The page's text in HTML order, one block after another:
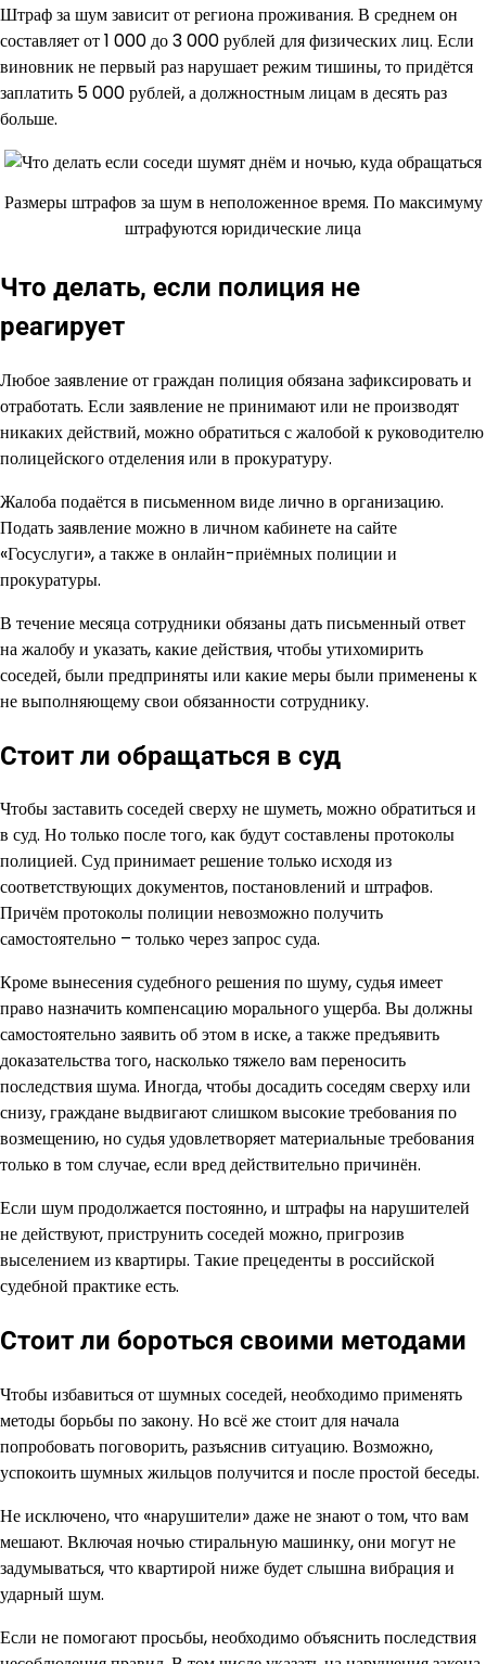
Штраф за шум зависит от региона проживания. В среднем он
составляет от 1 000 до 3 000 рублей для физических лиц. Если
виновник не первый раз нарушает режим тишины, то придётся
заплатить 5 000 рублей, а должностным лицам в десять раз
больше.
Размеры штрафов за шум в неположенное время. По максимуму
штрафуются юридические лица
Что делать, если полиция не
реагирует
Любое заявление от граждан полиция обязана зафиксировать и
отработать. Если заявление не принимают или не производят
никаких действий, можно обратиться с жалобой к руководителю
полицейского отделения или в прокуратуру.
Жалоба подаётся в письменном виде лично в организацию.
Подать заявление можно в личном кабинете на сайте
«Госуслуги», а также в онлайн-приёмных полиции и
прокуратуры.
В течение месяца сотрудники обязаны дать письменный ответ
на жалобу и указать, какие действия, чтобы утихомирить
соседей, были предприняты или какие меры были применены к
не выполняющему свои обязанности сотруднику.
Стоит ли обращаться в суд
Чтобы заставить соседей сверху не шуметь, можно обратиться и
в суд. Но только после того, как будут составлены протоколы
полицией. Суд принимает решение только исходя из
соответствующих документов, постановлений и штрафов.
Причём протоколы полиции невозможно получить
самостоятельно – только через запрос суда.
Кроме вынесения судебного решения по шуму, судья имеет
право назначить компенсацию морального ущерба. Вы должны
самостоятельно заявить об этом в иске, а также предъявить
доказательства того, насколько тяжело вам переносить
последствия шума. Иногда, чтобы досадить соседям сверху или
снизу, граждане выдвигают слишком высокие требования по
возмещению, но судья удовлетворяет материальные требования
только в том случае, если вред действительно причинён.
Если шум продолжается постоянно, и штрафы на нарушителей
не действуют, приструнить соседей можно, пригрозив
выселением из квартиры. Такие прецеденты в российской
судебной практике есть.
Стоит ли бороться своими методами
Чтобы избавиться от шумных соседей, необходимо применять
методы борьбы по закону. Но всё же стоит для начала
попробовать поговорить, разъяснив ситуацию. Возможно,
успокоить шумных жильцов получится и после простой беседы.
Не исключено, что «нарушители» даже не знают о том, что вам
мешают. Включая ночью стиральную машинку, они могут не
задумываться, что квартирой ниже будет слышна вибрация и
ударный шум.
Если не помогают просьбы, необходимо объяснить последствия